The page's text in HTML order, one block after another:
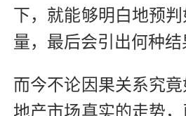
下，就能够明白地预
量，最后会引出何种结
而今不论因果关系究
地产市场真实的走势